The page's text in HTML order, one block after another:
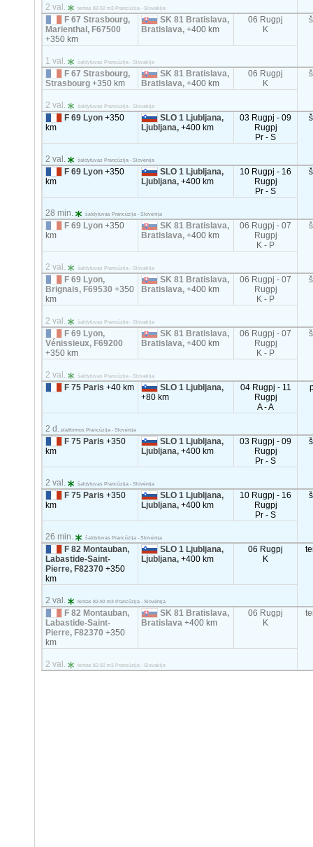
2 val. tentas 82-92 m3 Prancūzija - Slovakija
F 67 Strasbourg,
Marienthal, F67500
+350 km
SK 81 Bratislava,
Bratislava,+400 km
06 Rugpj
K
1 val. šaldytuvas Prancūzija - Slovakija
F 67 Strasbourg,
Strasbourg+350 km
SK 81 Bratislava,
Bratislava,+400 km
06 Rugpj
K
2 val. šaldytuvas Prancūzija - Slovakija
F 69 Lyon+350
km
SLO 1 Ljubljana,
Ljubljana,+400 km
03 Rugpj - 09
Rugpj
Pr - S
2 val. šaldytuvas Prancūzija - Slovėnija
F 69 Lyon+350
km
SLO 1 Ljubljana,
Ljubljana,+400 km
10 Rugpj - 16
Rugpj
Pr - S
28 min. šaldytuvas Prancūzija - Slovėnija
F 69 Lyon+350
km
SK 81 Bratislava,
Bratislava,+400 km
06 Rugpj - 07
Rugpj
K - P
2 val. šaldytuvas Prancūzija - Slovakija
F 69 Lyon,
Brignais, F69530+350
km
SK 81 Bratislava,
Bratislava,+400 km
06 Rugpj - 07
Rugpj
K - P
2 val. šaldytuvas Prancūzija - Slovakija
F 69 Lyon,
Vénissieux, F69200
+350 km
SK 81 Bratislava,
Bratislava,+400 km
06 Rugpj - 07
Rugpj
K - P
2 val. šaldytuvas Prancūzija - Slovakija
F 75 Paris+40 km
SLO 1 Ljubljana,
+80 km
04 Rugpj - 11
Rugpj
A - A
2 d. platformos Prancūzija - Slovėnija
F 75 Paris+350
km
SLO 1 Ljubljana,
Ljubljana,+400 km
03 Rugpj - 09
Rugpj
Pr - S
2 val. šaldytuvas Prancūzija - Slovėnija
F 75 Paris+350
km
SLO 1 Ljubljana,
Ljubljana,+400 km
10 Rugpj - 16
Rugpj
Pr - S
26 min. šaldytuvas Prancūzija - Slovėnija
F 82 Montauban,
Labastide-Saint-
Pierre, F82370+350
km
SLO 1 Ljubljana,
Ljubljana,+400 km
06 Rugpj
K
2 val. tentas 82-92 m3 Prancūzija - Slovėnija
F 82 Montauban,
Labastide-Saint-
Pierre, F82370+350
km
SK 81 Bratislava,
Bratislava+400 km
06 Rugpj
K
2 val. tentas 82-92 m3 Prancūzija - Slovakija